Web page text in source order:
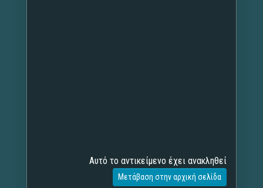
Αυτό το αντικείμενο έχει ανακληθεί
Μετάβαση στην αρχική σελίδα